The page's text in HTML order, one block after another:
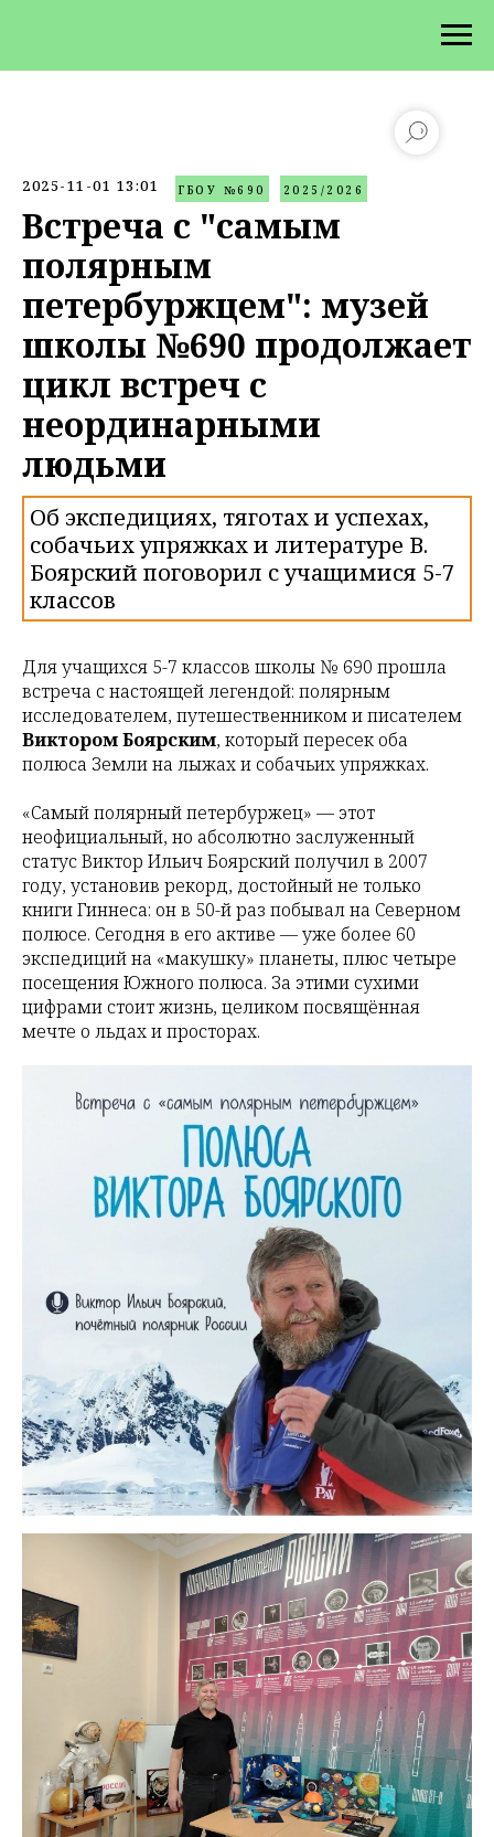
Встреча с "самым
полярным
петербуржцем": музей
школы №690 продолжает
цикл встреч с
неординарными
людьми
Об экспедициях, тяготах и успехах,
собачьих упряжках и литературе В.
Боярский поговорил с учащимися 5-7
классов
Для учащихся 5-7 классов школы № 690 прошла
встреча с настоящей легендой: полярным
исследователем, путешественником и писателем
Виктором Боярским, который пересек оба
полюса Земли на лыжах и собачьих упряжках.
«Самый полярный петербуржец» — этот
неофициальный, но абсолютно заслуженный
статус Виктор Ильич Боярский получил в 2007
году, установив рекорд, достойный не только
книги Гиннеса: он в 50-й раз побывал на Северном
полюсе. Сегодня в его активе — уже более 60
экспедиций на «макушку» планеты, плюс четыре
посещения Южного полюса. За этими сухими
цифрами стоит жизнь, целиком посвящённая
мечте о льдах и просторах.
2025-11-01 13:01 ГБОУ №690 2025/2026